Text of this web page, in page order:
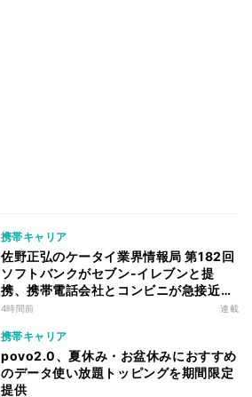
携帯キャリア
佐野正弘のケータイ業界情報局 第182回
ソフトバンクがセブン-イレブンと提
携、携帯電話会社とコンビニが急接近す
る理由は
4時間前 連載
携帯キャリア
povo2.0、夏休み・お盆休みにおすすめ
のデータ使い放題トッピングを期間限定
提供